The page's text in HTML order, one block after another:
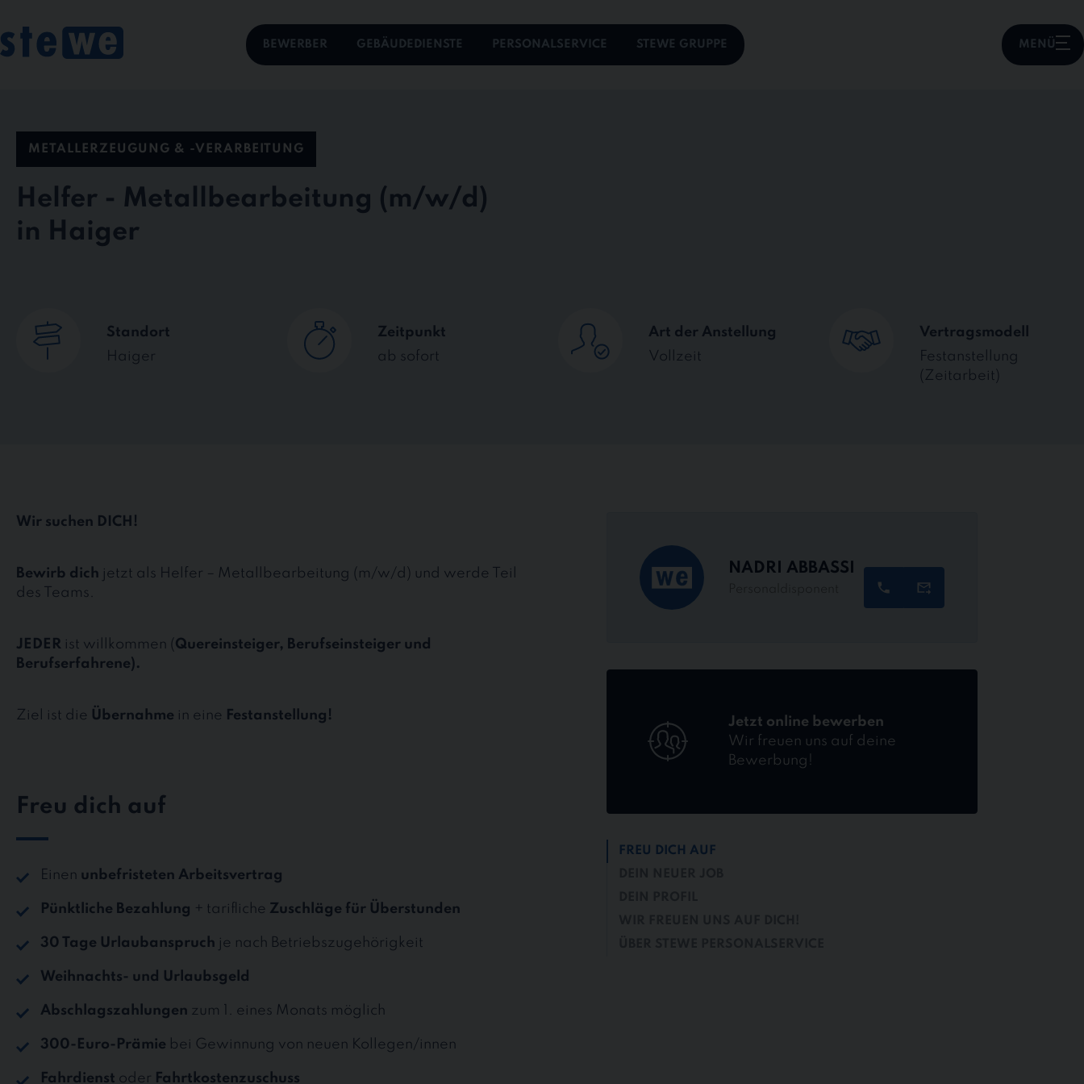
BEWERBER GEBÄUDEDIENSTE PERSONALSERVICE STEWE GRUPPE MENÜ
content
METALLERZEUGUNG & -VERARBEITUNG
Helfer - Metallbearbeitung
in Haiger
Standort
Haiger
Zeitpunkt
ab sofort
Art der Anstellung
Vollzeit
Vertragsmodell
Festanstellung
(Zeitarbeit)
Wir suchen DICH!
Bewirb dich jetzt als Helfer – Metallbearbeitung (m/w/d) und werde Teil
des Teams.
JEDER ist willkommen ( Quereinsteiger, Berufseinsteiger und
Berufserfahrene).
Ziel ist die Übernahme in eine Festanstellung!
Freu dich auf
Einen unbefristeten Arbeitsvertrag
Pünktliche Bezahlung + tarifliche Zuschläge für Überstunden
30 Tage Urlaubanspruch je nach Betriebszugehörigkeit
Weihnachts- und Urlaubsgeld
Abschlagszahlungen zum 1. eines Monats möglich
300-Euro-Prämie bei Gewinnung von neuen Kollegen/innen
Fahrdienst oder Fahrtkostenzuschuss
NADRI ABBASSI
Jetzt online bewerben
Wir freuen uns auf deine
Bewerbung!
FREU DICH AUF